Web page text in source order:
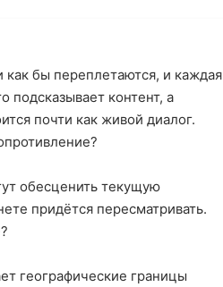
бы переплетаются, и каждая
контент, а
почти как живой диалог.
обесценить текущую
придётся пересматривать.
географические границы